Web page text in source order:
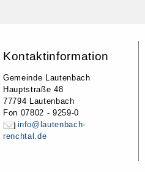
Kontaktinformation
Gemeinde Lautenbach
Hauptstraße 48
77794 Lautenbach
Fon 07802 - 9259-0
info@lautenbach-
renchtal.de